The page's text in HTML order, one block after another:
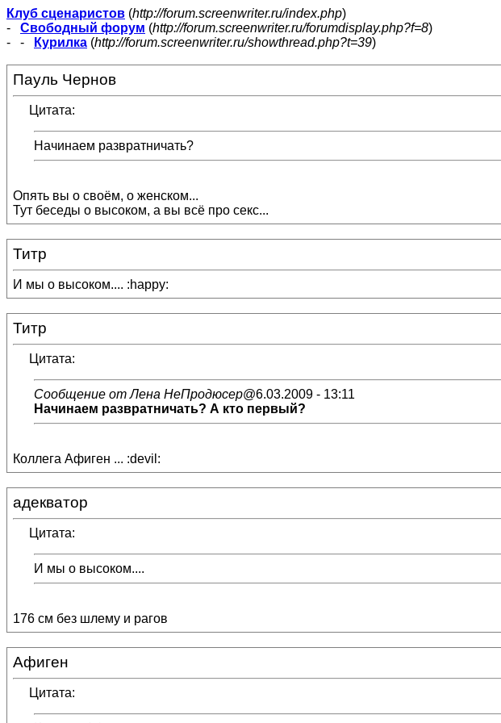
Клуб сценаристов (http://forum.screenwriter.ru/index.php)
- Свободный форум (http://forum.screenwriter.ru/forumdisplay.php?f=8)
- -
Курилка (http://forum.screenwriter.ru/showthread.php?t=39)
Пауль Чернов
Цитата:
Начинаем развратничать?
Опять вы о своём, о женском...
Тут беседы о высоком, а вы всё про секс...
Титр
И мы о высоком.... :happy:
Титр
Цитата:
Сообщение от Лена НеПродюсер@6.03.2009 - 13:11
Начинаем развратничать? А кто первый?
Коллега Афиген ... :devil:
адекватор
Цитата:
И мы о высоком....
176 см без шлему и рагов
Афиген
Цитата: